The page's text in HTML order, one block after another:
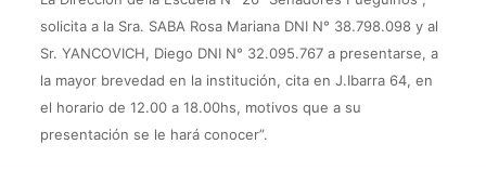
solicita a la Sra. SABA Rosa Mariana DNI N° 38.798.098 y al
Sr. YANCOVICH, Diego DNI N° 32.095.767 a presentarse, a
la mayor brevedad en la institución, cita en J.Ibarra 64, en
el horario de 12.00 a 18.00hs, motivos que a su
presentación se le hará conocer”.